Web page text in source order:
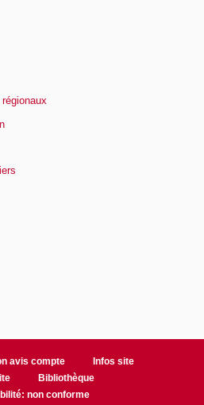
avis compte
Infos site
Bibliothèque
non conforme